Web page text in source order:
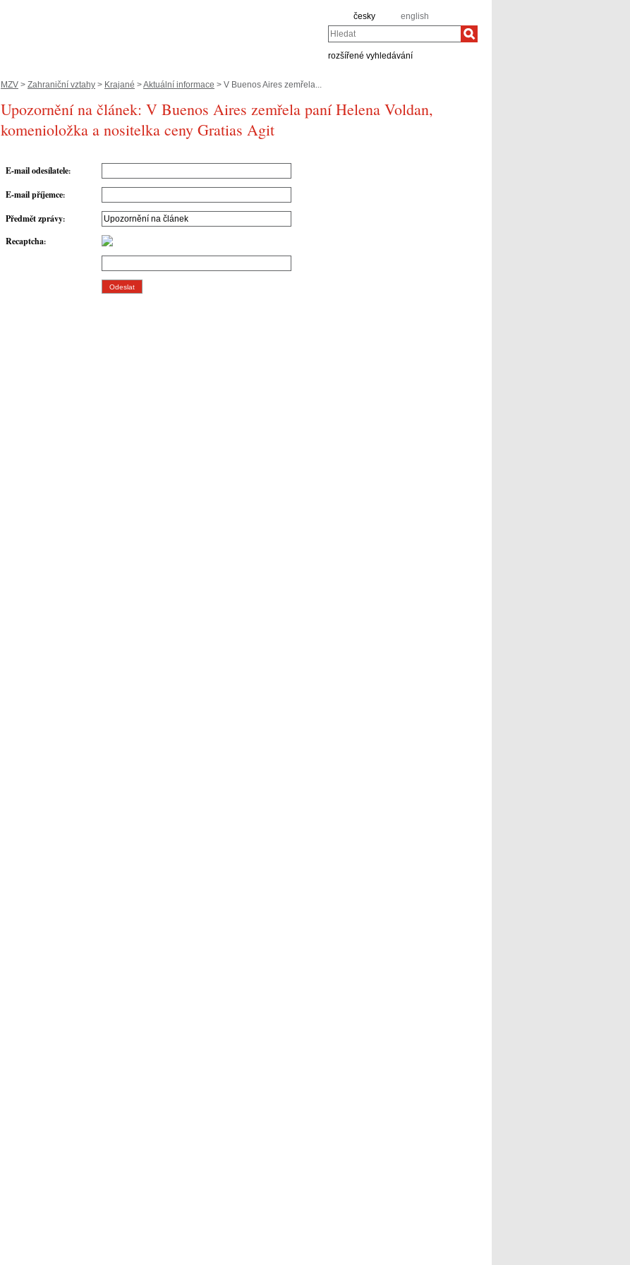
česky english
Hledat
rozšířené vyhledávání
MZV > Zahraniční vztahy > Krajané >Aktuální informace > V Buenos Aires zemřela...
Upozornění na článek: V Buenos Aires zemřela paní Helena Voldan,
komenioložka a nositelka ceny Gratias Agit
E-mail odesílatele:
E-mail příjemce:
Předmět zprávy:
Recaptcha: